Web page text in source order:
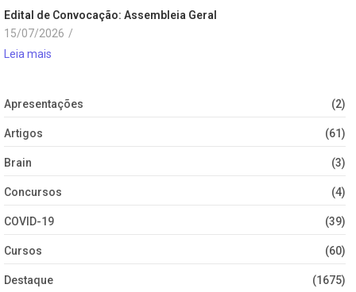
Edital de Convocação: Assembleia Geral
15/07/2026 /
Leia mais
Apresentações (2)
Artigos (61)
Brain (3)
Concursos (4)
COVID-19 (39)
Cursos (60)
Destaque (1675)